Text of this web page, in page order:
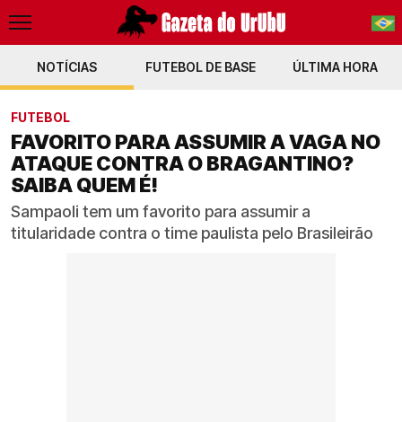
PT-BR
NOTÍCIAS FUTEBOL DE BASE ÚLTIMA HORA
FUTEBOL
FAVORITO PARA ASSUMIR A VAGA NO
ATAQUE CONTRA O BRAGANTINO?
SAIBA QUEM É!
Sampaoli tem um favorito para assumir a
titularidade contra o time paulista pelo Brasileirão